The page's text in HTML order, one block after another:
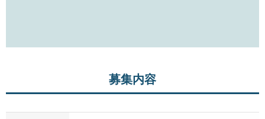
募集内容